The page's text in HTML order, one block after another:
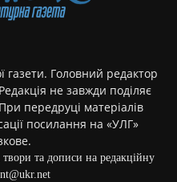
газети. Головний редактор
не завжди поділяє
передруці матеріалів
посилання на «УЛГ»
та дописи на редакційну